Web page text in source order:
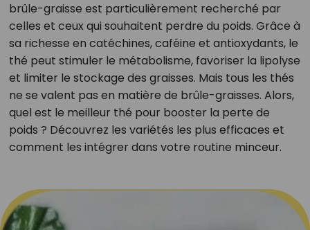
brûle-graisse est particulièrement recherché par
celles et ceux qui souhaitent perdre du poids. Grâce à
sa richesse en catéchines, caféine et antioxydants, le
thé peut stimuler le métabolisme, favoriser la lipolyse
et limiter le stockage des graisses. Mais tous les thés
ne se valent pas en matière de brûle-graisses. Alors,
quel est le meilleur thé pour booster la perte de
poids ? Découvrez les variétés les plus efficaces et
comment les intégrer dans votre routine minceur.